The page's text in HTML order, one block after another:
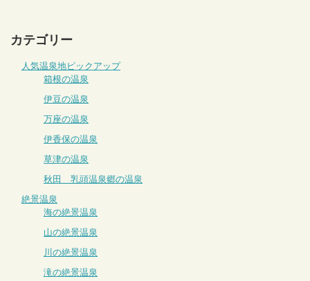
カテゴリー
人気温泉地ピックアップ
箱根の温泉
伊豆の温泉
万座の温泉
伊香保の温泉
草津の温泉
秋田 乳頭温泉郷の温泉
絶景温泉
海の絶景温泉
山の絶景温泉
川の絶景温泉
滝の絶景温泉